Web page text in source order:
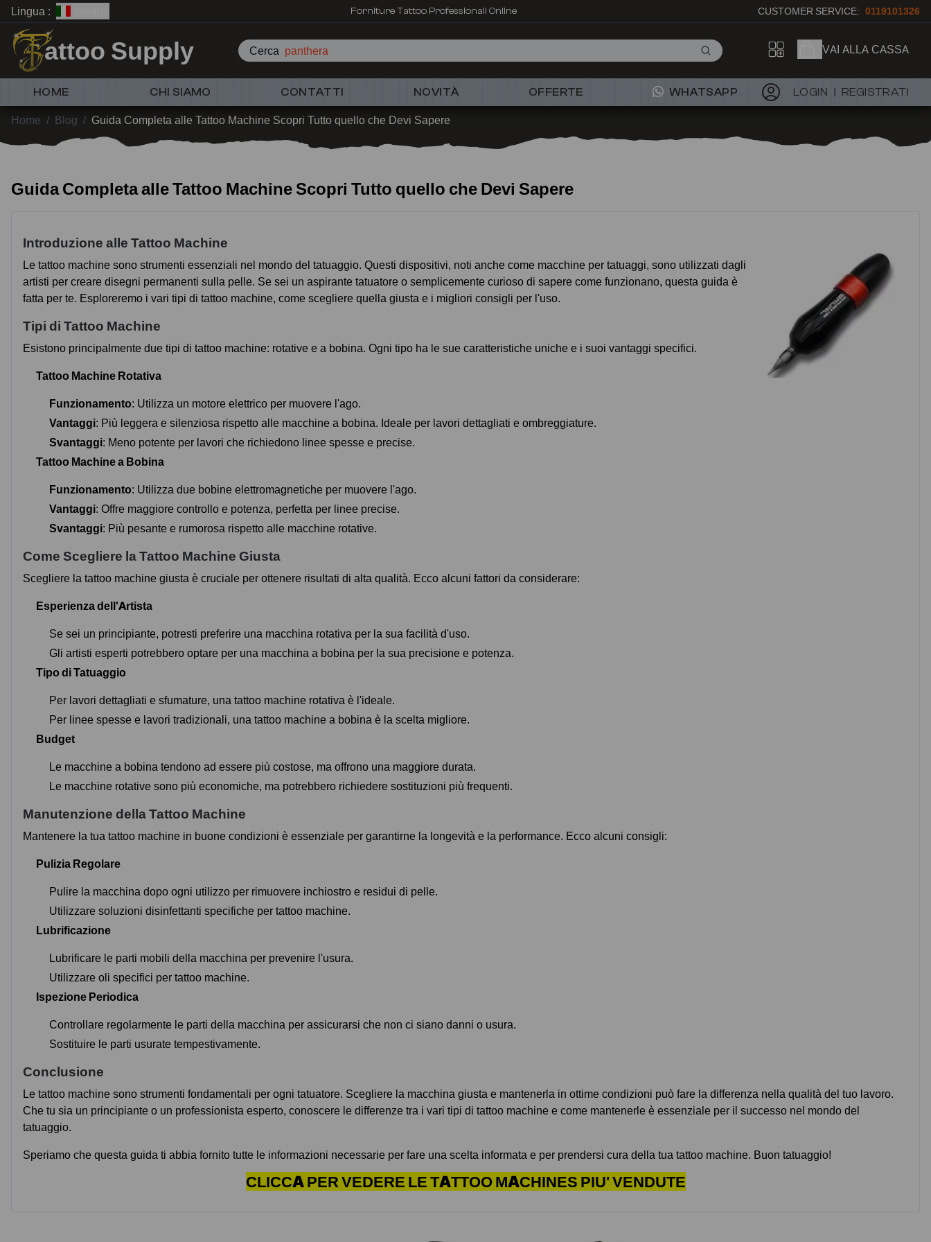
Lingua : Forniture Tattoo Professionali Online CUSTOMER SERVICE: 0119101326
attoo Supply Cerca panthera VAI ALLA CASSA
HOME CHI SIAMO CONTATTI NOVITÀ OFFERTE WHATSAPP LOGIN REGISTRATI
Home / Blog / Guida Completa alle Tattoo Machine Scopri Tutto quello che Devi Sapere
Guida Completa alle Tattoo Machine Scopri Tutto quello che Devi Sapere
Introduzione alle Tattoo Machine
Le tattoo machine sono strumenti essenziali nel mondo del tatuaggio. Questi dispositivi, noti anche come macchine per tatuaggi, sono utilizzati dagli
artisti per creare disegni permanenti sulla pelle. Se sei un aspirante tatuatore o semplicemente curioso di sapere come funzionano, questa guida è
fatta per te. Esploreremo i vari tipi di tattoo machine, come scegliere quella giusta e i migliori consigli per l'uso.
Tipi di Tattoo Machine
Esistono principalmente due tipi di tattoo machine: rotative e a bobina. Ogni tipo ha le sue caratteristiche uniche e i suoi vantaggi specifici.
Tattoo Machine Rotativa
Funzionamento: Utilizza un motore elettrico per muovere l'ago.
Vantaggi: Più leggera e silenziosa rispetto alle macchine a bobina. Ideale per lavori dettagliati e ombreggiature.
Svantaggi: Meno potente per lavori che richiedono linee spesse e precise.
Tattoo Machine a Bobina
Funzionamento: Utilizza due bobine elettromagnetiche per muovere l'ago.
Vantaggi: Offre maggiore controllo e potenza, perfetta per linee precise.
Svantaggi: Più pesante e rumorosa rispetto alle macchine rotative.
Come Scegliere la Tattoo Machine Giusta
Scegliere la tattoo machine giusta è cruciale per ottenere risultati di alta qualità. Ecco alcuni fattori da considerare:
Esperienza dell'Artista
Se sei un principiante, potresti preferire una macchina rotativa per la sua facilità d'uso.
Gli artisti esperti potrebbero optare per una macchina a bobina per la sua precisione e potenza.
Tipo di Tatuaggio
Per lavori dettagliati e sfumature, una tattoo machine rotativa è l'ideale.
Per linee spesse e lavori tradizionali, una tattoo machine a bobina è la scelta migliore.
Budget
Le macchine a bobina tendono ad essere più costose, ma offrono una maggiore durata.
Le macchine rotative sono più economiche, ma potrebbero richiedere sostituzioni più frequenti.
Manutenzione della Tattoo Machine
Mantenere la tua tattoo machine in buone condizioni è essenziale per garantirne la longevità e la performance. Ecco alcuni consigli:
Pulizia Regolare
Pulire la macchina dopo ogni utilizzo per rimuovere inchiostro e residui di pelle.
Utilizzare soluzioni disinfettanti specifiche per tattoo machine.
Lubrificazione
Lubrificare le parti mobili della macchina per prevenire l'usura.
Utilizzare oli specifici per tattoo machine.
Ispezione Periodica
Controllare regolarmente le parti della macchina per assicurarsi che non ci siano danni o usura.
Sostituire le parti usurate tempestivamente.
Conclusione
Le tattoo machine sono strumenti fondamentali per ogni tatuatore. Scegliere la macchina giusta e mantenerla in ottime condizioni può fare la differenza nella qualità del tuo lavoro.
Che tu sia un principiante o un professionista esperto, conoscere le differenze tra i vari tipi di tattoo machine e come mantenerle è essenziale per il successo nel mondo del
tatuaggio.
Speriamo che questa guida ti abbia fornito tutte le informazioni necessarie per fare una scelta informata e per prendersi cura della tua tattoo machine. Buon tatuaggio!
CLICCA PER VEDERE LE TATTOO MACHINES PIU' VENDUTE